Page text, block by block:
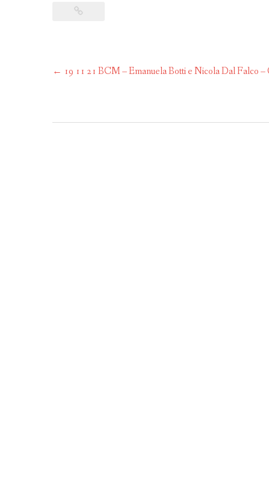
Post
← 19 11 21 BCM – Emanuela Botti e Nicola Dal Falco –